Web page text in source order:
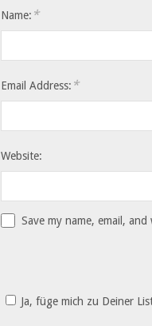
Name: *
Email Address: *
Website:
Save my name, email,
Ja, füge mich zu Deiner